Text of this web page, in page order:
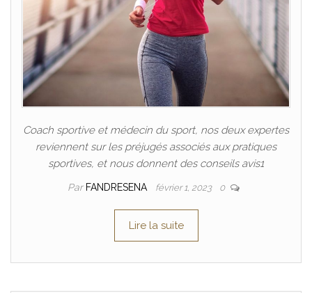
Coach sportive et médecin du sport, nos deux expertes
reviennent sur les préjugés associés aux pratiques
sportives, et nous donnent des conseils avis1
Par FANDRESENA février 1, 2023 0
Lire la suite